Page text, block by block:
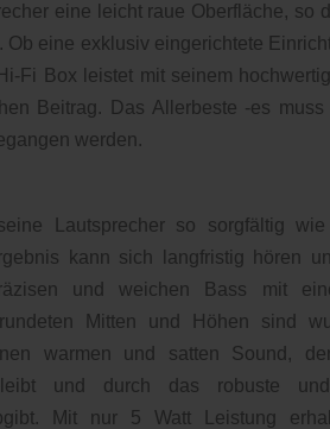
eine leicht raue Oberfläche, so
Ob eine exklusiv eingerichtete
Fi Box leistet mit seinem
Beitrag. Das Allerbeste -es
werden.
Lautsprecher so sorgfältig
kann sich langfristig hören
und weichen Bass mit
Mitten und Höhen sind
warmen und satten Sound,
und durch das robuste
Mit nur 5 Watt Leistung